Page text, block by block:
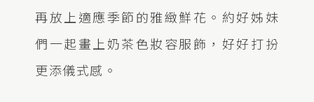
再放上適應季節的雅緻鮮花。約好姊妹
們一起畫上奶茶色妝容服飾，好好打扮
更添儀式感。